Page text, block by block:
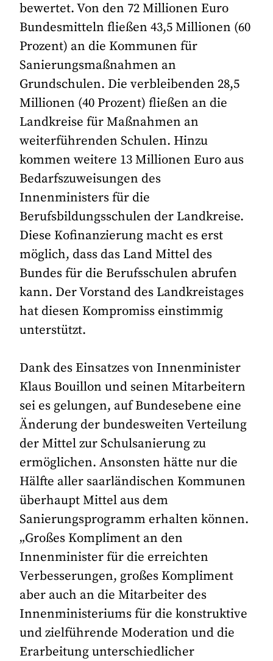
bewertet. Von den 72 Millionen Euro
Bundesmitteln fließen 43,5 Millionen (60
Prozent) an die Kommunen für
Sanierungsmaßnahmen an
Grundschulen. Die verbleibenden 28,5
Millionen (40 Prozent) fließen an die
Landkreise für Maßnahmen an
weiterführenden Schulen. Hinzu
kommen weitere 13 Millionen Euro aus
Bedarfszuweisungen des
Innenministers für die
Berufsbildungsschulen der Landkreise.
Diese Kofinanzierung macht es erst
möglich, dass das Land Mittel des
Bundes für die Berufsschulen abrufen
kann. Der Vorstand des Landkreistages
hat diesen Kompromiss einstimmig
unterstützt.
Dank des Einsatzes von Innenminister
Klaus Bouillon und seinen Mitarbeitern
sei es gelungen, auf Bundesebene eine
Änderung der bundesweiten Verteilung
der Mittel zur Schulsanierung zu
ermöglichen. Ansonsten hätte nur die
Hälfte aller saarländischen Kommunen
überhaupt Mittel aus dem
Sanierungsprogramm erhalten können.
„Großes Kompliment an den
Innenminister für die erreichten
Verbesserungen, großes Kompliment
aber auch an die Mitarbeiter des
Innenministeriums für die konstruktive
und zielführende Moderation und die
Erarbeitung unterschiedlicher